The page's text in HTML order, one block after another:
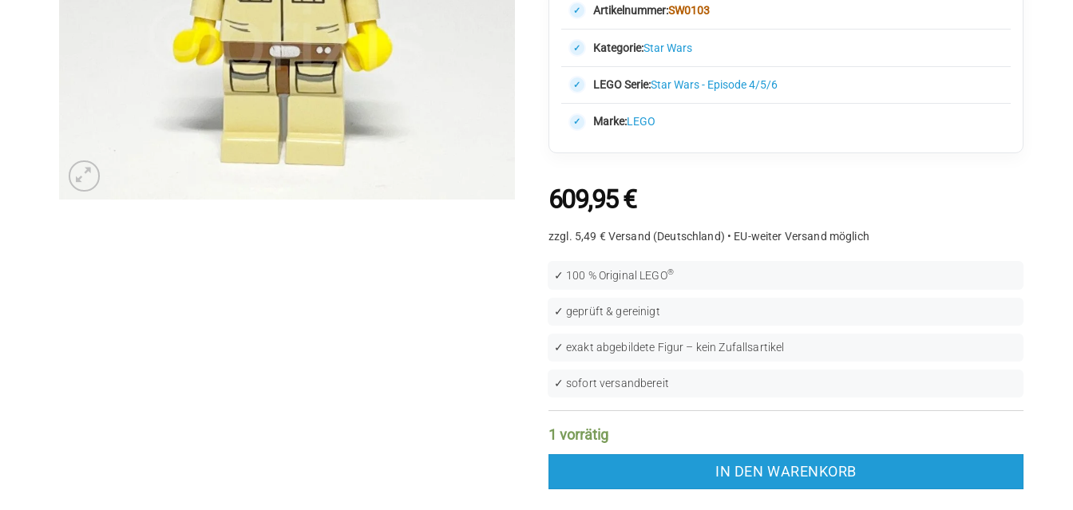
Artikelnummer:SW0103
Kategorie:Star Wars
LEGO Serie:Star Wars - Episode 4/5/6
Marke:LEGO
609,95€
zzgl. 5,49 € Versand (Deutschland) • EU-weiter Versand möglich
✓ 100 % Original LEGO®
✓ geprüft & gereinigt
✓ exakt abgebildete Figur – kein Zufallsartikel
✓ sofort versandbereit
1 vorrätig
IN DEN WARENKORB